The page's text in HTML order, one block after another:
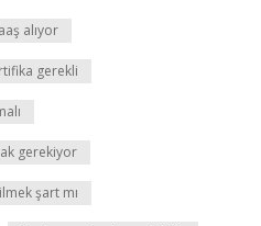
alıyor
gerekli
gerekiyor
şart mı